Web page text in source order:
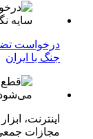
درخواست
جنگ با ایران
اینترنت،
مجازات